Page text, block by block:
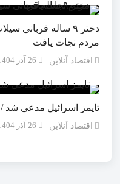
مردم نجات یافت
اقتصاد آنلاین 26 آذر 1404
تایمز اسرائیل مدعی
اقتصاد آنلاین 26 آذر 1404